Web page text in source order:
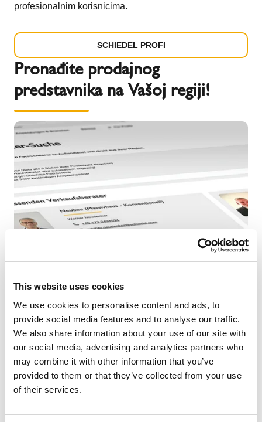
This website uses cookies
We use cookies to personalise content and ads, to
provide social media features and to analyse our traffic.
We also share information about your use of our site with
our social media, advertising and analytics partners who
may combine it with other information that you’ve
provided to them or that they’ve collected from your use
of their services.
profesionalnim korisnicima.
SCHIEDEL PROFI
Pronađite prodajnog
predstavnika na Vašoj regiji!
na Vašoj regiji. Unesite poštanski broj i kontaktirajte
navednog prodajnog predstavnika sa Vaše regije.
PRONAĐITE PRODAJNOG PREDSTAVNIKA
Inspirator ANTARES kamina